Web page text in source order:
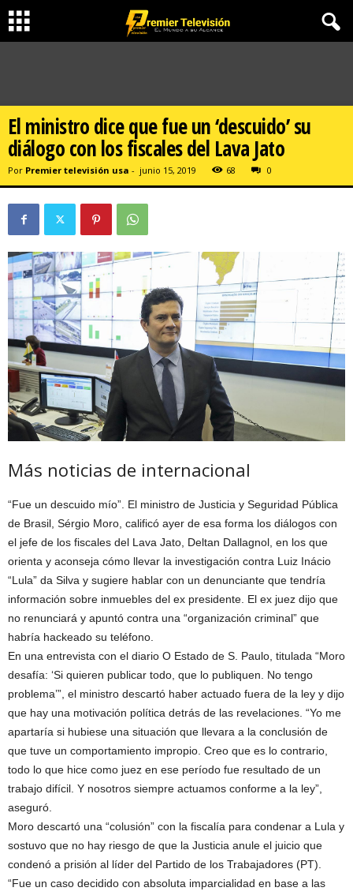
El ministro dice que fue un ‘descuido’ su
diálogo con los fiscales del Lava Jato
Por Premier televisión usa - junio 15, 2019 68 0
Más noticias de internacional
“Fue un descuido mío”. El ministro de Justicia y Seguridad Pública
de Brasil, Sérgio Moro, calificó ayer de esa forma los diálogos con
el jefe de los fiscales del Lava Jato, Deltan Dallagnol, en los que
orienta y aconseja cómo llevar la investigación contra Luiz Inácio
“Lula” da Silva y sugiere hablar con un denunciante que tendría
información sobre inmuebles del ex presidente. El ex juez dijo que
no renunciará y apuntó contra una “organización criminal” que
habría hackeado su teléfono.
En una entrevista con el diario O Estado de S. Paulo, titulada “Moro
desafía: ‘Si quieren publicar todo, que lo publiquen. No tengo
problema’”, el ministro descartó haber actuado fuera de la ley y dijo
que hay una motivación política detrás de las revelaciones. “Yo me
apartaría si hubiese una situación que llevara a la conclusión de
que tuve un comportamiento impropio. Creo que es lo contrario,
todo lo que hice como juez en ese período fue resultado de un
trabajo difícil. Y nosotros siempre actuamos conforme a la ley”,
aseguró.
Moro descartó una “colusión” con la fiscalía para condenar a Lula y
sostuvo que no hay riesgo de que la Justicia anule el juicio que
condenó a prisión al líder del Partido de los Trabajadores (PT).
“Fue un caso decidido con absoluta imparcialidad en base a las